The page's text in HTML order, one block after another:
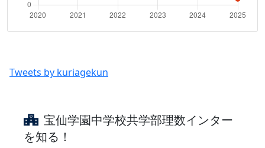
Tweets by kuriagekun
宝仙学園中学校共学部理数インター
を知る！